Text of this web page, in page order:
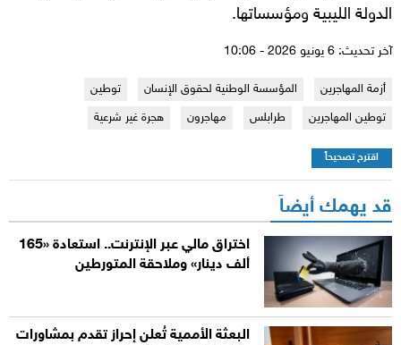
الدولة الليبية ومؤسساتها.
آخر تحديث: 6 يونيو 2026 - 10:06
أزمة المهاجرين المؤسسة الوطنية لحقوق الإنسان
توطين
توطين المهاجرين
طرابلس مهاجرون هجرة غير شرعية
اقترح تصحيحاً
قد يهمك أيضاً
اختراق مالي عبر الإنترنت.. استعادة «165
ألف دينار» وملاحقة المتورطين
البعثة الأممية تُعلن إحراز تقدم بمشاورات